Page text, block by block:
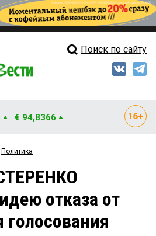
Свежий выпуск
Рейтинги
Блоги
Архив
Поиск по сайту
€ 94,8366
Политика
отказа от